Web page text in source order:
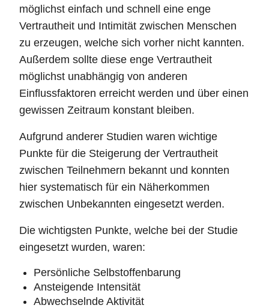
möglichst einfach und schnell eine enge
Vertrautheit und Intimität zwischen Menschen
zu erzeugen, welche sich vorher nicht kannten.
Außerdem sollte diese enge Vertrautheit
möglichst unabhängig von anderen
Einflussfaktoren erreicht werden und über einen
gewissen Zeitraum konstant bleiben.
Aufgrund anderer Studien waren wichtige
Punkte für die Steigerung der Vertrautheit
zwischen Teilnehmern bekannt und konnten
hier systematisch für ein Näherkommen
zwischen Unbekannten eingesetzt werden.
Die wichtigsten Punkte, welche bei der Studie
eingesetzt wurden, waren:
Persönliche Selbstoffenbarung
Ansteigende Intensität
Abwechselnde Aktivität